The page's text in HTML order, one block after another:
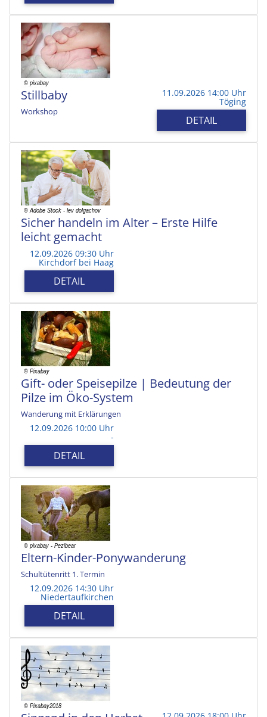
Stillbaby
Workshop
11.09.2026 14:00 Uhr
Töging
DETAIL
Sicher handeln im Alter – Erste Hilfe
leicht gemacht
12.09.2026 09:30 Uhr
Kirchdorf bei Haag
DETAIL
Gift- oder Speisepilze | Bedeutung der
Pilze im Öko-System
Wanderung mit Erklärungen
12.09.2026 10:00 Uhr
-
DETAIL
Eltern-Kinder-Ponywanderung
Schultütenritt 1. Termin
12.09.2026 14:30 Uhr
Niedertaufkirchen
DETAIL